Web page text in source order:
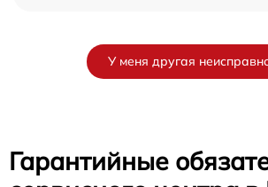
У меня другая
Гарантийные